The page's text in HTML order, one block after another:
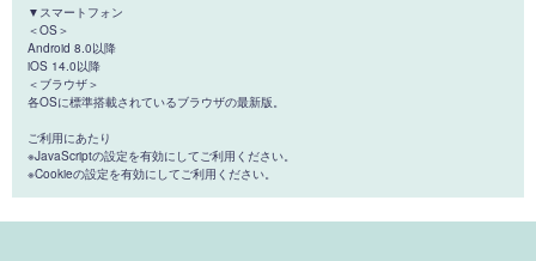
▼スマートフォン
＜OS＞
Android 8.0以降
iOS 14.0以降
＜ブラウザ＞
各OSに標準搭載されているブラウザの最新版。
ご利用にあたり
※JavaScriptの設定を有効にしてご利用ください。
※Cookieの設定を有効にしてご利用ください。